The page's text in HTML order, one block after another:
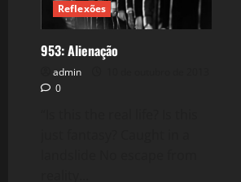
Reflexões
953: Alienação
admin
0